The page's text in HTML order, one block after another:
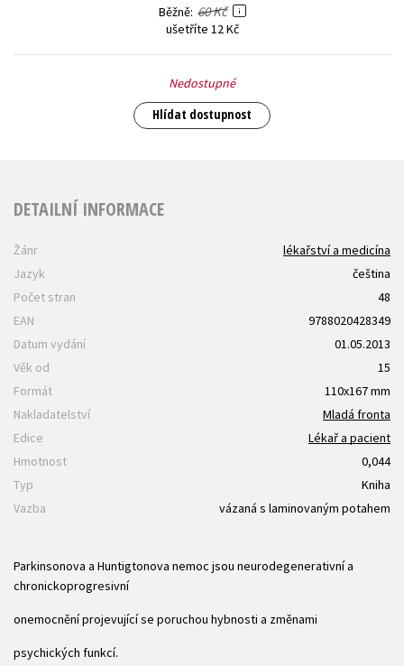
Běžně 60 Kč
ušetříte 12 Kč
Nedostupné
Hlídat dostupnost
DETAILNÍ INFORMACE
Žánr
lékařství a medicína
Jazyk
čeština
Počet stran
48
EAN
9788020428349
Datum vydání
01.05.2013
Věk od
15
Formát
110x167 mm
Nakladatelství
Mladá fronta
Edice
Lékař a pacient
Hmotnost
0,044
Typ
Kniha
Vazba
vázaná s laminovaným potahem
Parkinsonova a Huntigtonova nemoc jsou neurodegenerativní a
chronickoprogresivní
onemocnění projevující se poruchou hybnosti a změnami
psychických funkcí.